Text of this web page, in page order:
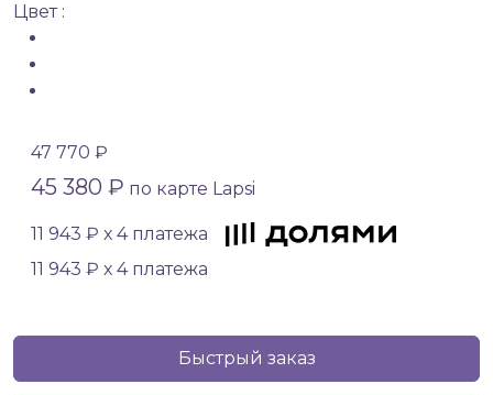
Цвет :
47 770 ₽
45 380 ₽ по карте Lapsi
11 943 ₽ х 4 платежа
11 943 ₽ х 4 платежа
Быстрый заказ